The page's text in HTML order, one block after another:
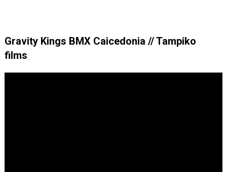
Gravity Kings BMX Caicedonia // Tampiko
films